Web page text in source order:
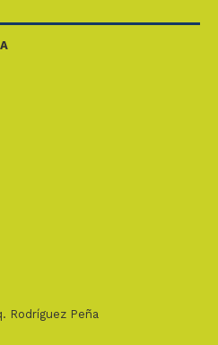
Rodríguez Peña